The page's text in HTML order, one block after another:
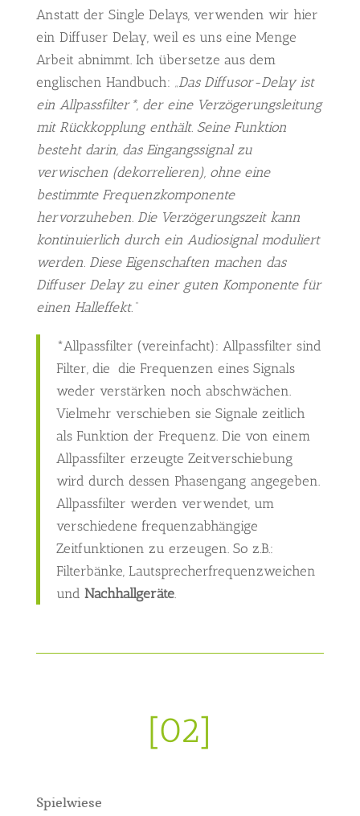
Anstatt der Single Delays, verwenden wir hier
ein Diffuser Delay, weil es uns eine Menge
Arbeit abnimmt. Ich übersetze aus dem
englischen Handbuch: „Das Diffusor-Delay ist
ein Allpassfilter*, der eine Verzögerungsleitung
mit Rückkopplung enthält. Seine Funktion
besteht darin, das Eingangssignal zu
verwischen (dekorrelieren), ohne eine
bestimmte Frequenzkomponente
hervorzuheben. Die Verzögerungszeit kann
kontinuierlich durch ein Audiosignal moduliert
werden. Diese Eigenschaften machen das
Diffuser Delay zu einer guten Komponente für
einen Halleffekt.“
*Allpassfilter (vereinfacht): Allpassfilter sind
Filter, die die Frequenzen eines Signals
weder verstärken noch abschwächen.
Vielmehr verschieben sie Signale zeitlich
als Funktion der Frequenz. Die von einem
Allpassfilter erzeugte Zeitverschiebung
wird durch dessen Phasengang angegeben.
Allpassfilter werden verwendet, um
verschiedene frequenzabhängige
Zeitfunktionen zu erzeugen. So z.B.:
Filterbänke, Lautsprecherfrequenzweichen
und Nachhallgeräte.
[02]
Spielwiese